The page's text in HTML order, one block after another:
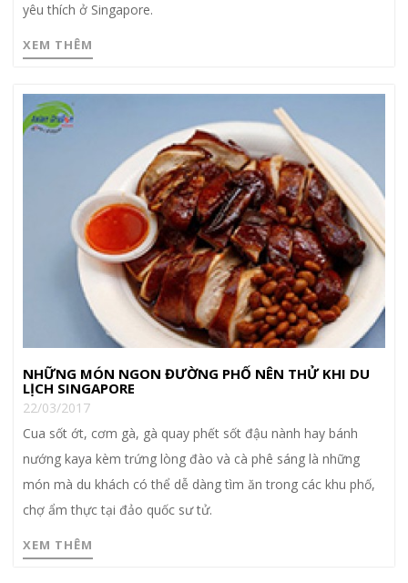
yêu thích ở Singapore.
XEM THÊM
NHỮNG MÓN NGON ĐƯỜNG PHỐ NÊN THỬ KHI DU
LỊCH SINGAPORE
22/03/2017
Cua sốt ớt, cơm gà, gà quay phết sốt đậu nành hay bánh
nướng kaya kèm trứng lòng đào và cà phê sáng là những
món mà du khách có thể dễ dàng tìm ăn trong các khu phố,
chợ ẩm thực tại đảo quốc sư tử.
XEM THÊM